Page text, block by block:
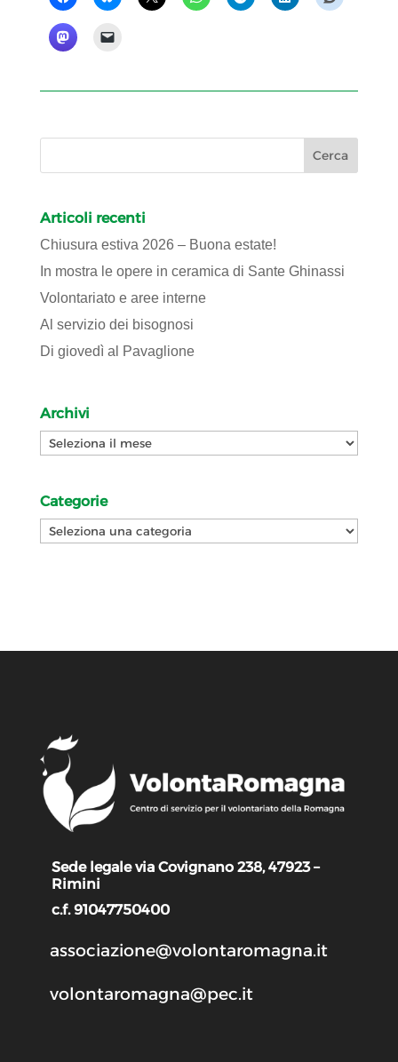
Articoli recenti
Chiusura estiva 2026 – Buona estate!
In mostra le opere in ceramica di Sante Ghinassi
Volontariato e aree interne
Al servizio dei bisognosi
Di giovedì al Pavaglione
Archivi
Archivi
Categorie
Categorie
Sede legale via Covignano 238, 47923 –
Rimini
c.f. 91047750400
associazione@volontaromagna.it
volontaromagna@pec.it